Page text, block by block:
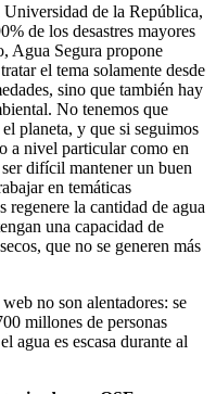
de la República,
de los desastres mayores
Agua Segura propone
el tema solamente desde
sino que también hay
No tenemos que
planeta, y que si seguimos
a nivel particular como en
difícil mantener un buen
en temáticas
regenere la cantidad de agua
una capacidad de
que no se generen más
no son alentadores: se
millones de personas
agua es escasa durante al